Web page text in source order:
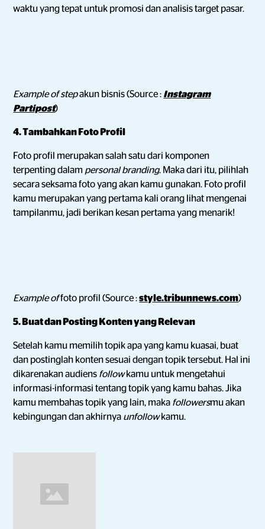
waktu yang tepat untuk promosi dan analisis target pasar.
Example of stepakun bisnis (Source : Instagram
Partipost)
4. Tambahkan Foto Profil
Foto profil merupakan salah satu dari komponen
terpenting dalam personal branding. Maka dari itu, pilihlah
secara seksama foto yang akan kamu gunakan. Foto profil
kamu merupakan yang pertama kali orang lihat mengenai
tampilanmu, jadi berikan kesan pertama yang menarik!
Example offoto profil (Source :style.tribunnews.com)
5. Buat dan Posting Konten yang Relevan
Setelah kamu memilih topik apa yang kamu kuasai, buat
dan postinglah konten sesuai dengan topik tersebut. Hal ini
dikarenakan audiens followkamu untuk mengetahui
informasi-informasi tentang topik yang kamu bahas. Jika
kamu membahas topik yang lain, maka followersmu akan
kebingungan dan akhirnya unfollowkamu.